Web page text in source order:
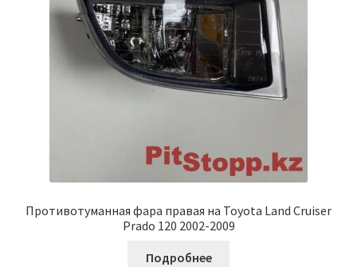
Противотуманная фара правая на Toyota Land Cruiser
Prado 120 2002-2009
Подробнее